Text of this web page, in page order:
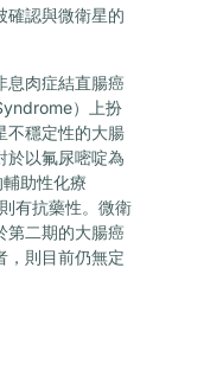
確認與微衛星的
息肉症結直腸癌
）上扮
不穩定性的大腸
於以氟尿嘧啶為
助性化療
有抗藥性。微衛
第二期的大腸癌
，則目前仍無定